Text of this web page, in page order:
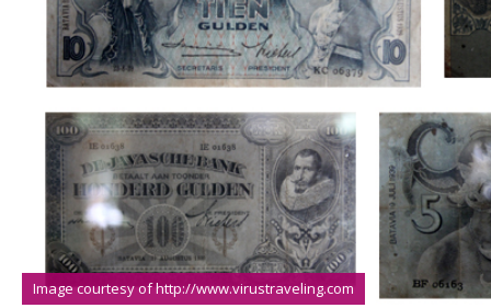
Image courtesy of http://www.virustraveling.com